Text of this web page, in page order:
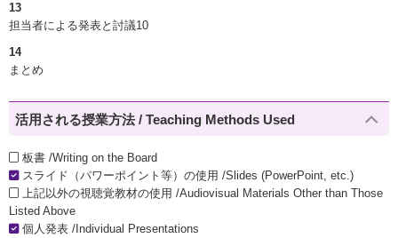
13
担当者による発表と討議10
14
まとめ
活用される授業方法 / Teaching Methods Used
板書 /Writing on the Board
スライド（パワーポイント等）の使用 /Slides (PowerPoint, etc.)
上記以外の視聴覚教材の使用 /Audiovisual Materials Other than Those
Listed Above
個人発表 /Individual Presentations